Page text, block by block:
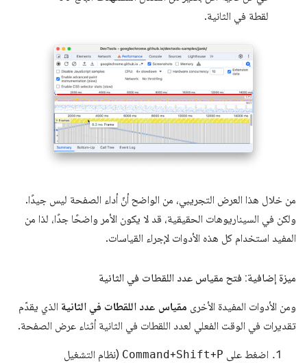
لقطة في الثانية.
من خلال هذا العرض التجريبي، من الواضح أنّ أداء الصفحة ليس جيدًا.
ولكن في السيناريوهات الحقيقية، قد لا يكون الأمر واضحًا جدًا، لذا من
المفيد استخدام كل هذه الأدوات لإجراء القياسات.
ميزة إضافية: فتح مقياس عدد اللقطات في الثانية
ومن الأدوات المفيدة الأخرى مقياس عدد اللقطات في الثانية الذي يقدّم
تقديرات في الوقت الفعلي لعدد اللقطات في الثانية أثناء عرض الصفحة.
اضغط على Command+Shift+P
(نظام التشغيل